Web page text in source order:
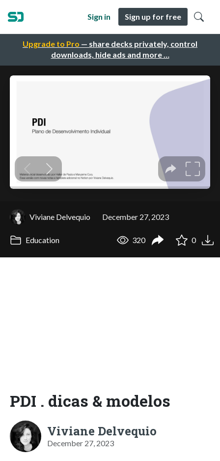
Upgrade to Pro — share decks privately, control
downloads, hide ads and more …
Sign in Sign up for free
Viviane Delvequio December 27, 2023
Education 320 0
PDI . dicas & modelos
Viviane Delvequio
December 27, 2023